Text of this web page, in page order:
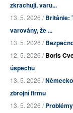
zkrachují, varu...
13. 5. 2026 /Británie:
varovány, že ...
13. 5. 2026 /
12. 5. 2026 /Boris
úspěchu
13. 5. 2026 /
zbrojní firmu
13. 5. 2026 /